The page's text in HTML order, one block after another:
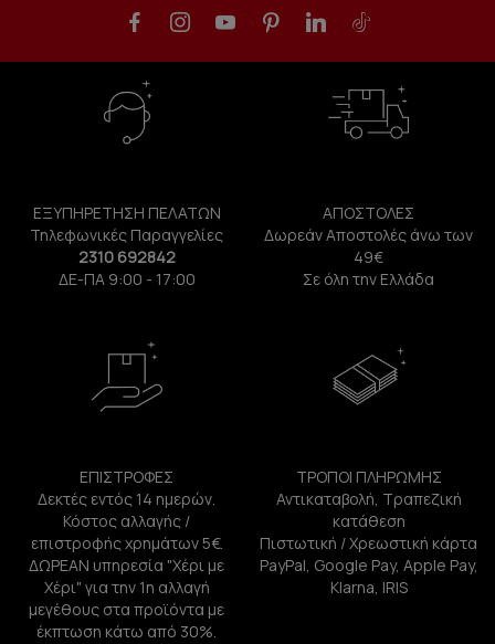
ΕΞΥΠΗΡΕΤΗΣΗ ΠΕΛΑΤΩΝ
Τηλεφωνικές Παραγγελίες
2310 692842
ΔΕ-ΠΑ 9:00 - 17:00
ΑΠΟΣΤΟΛΕΣ
Δωρεάν Αποστολές άνω των
49€
Σε όλη την Ελλάδα
ΕΠΙΣΤΡΟΦΕΣ
Δεκτές εντός 14 ημερών.
Κόστος αλλαγής /
επιστροφής χρημάτων 5€.
ΔΩΡΕΑΝ υπηρεσία "Χέρι με
Χέρι" για την 1η αλλαγή
μεγέθους στα προϊόντα με
έκπτωση κάτω από 30%.
ΤΡΟΠΟΙ ΠΛΗΡΩΜΗΣ
Αντικαταβολή, Τραπεζική
κατάθεση
Πιστωτική / Χρεωστική κάρτα
PayPal, Google Pay, Apple Pay,
Klarna, IRIS